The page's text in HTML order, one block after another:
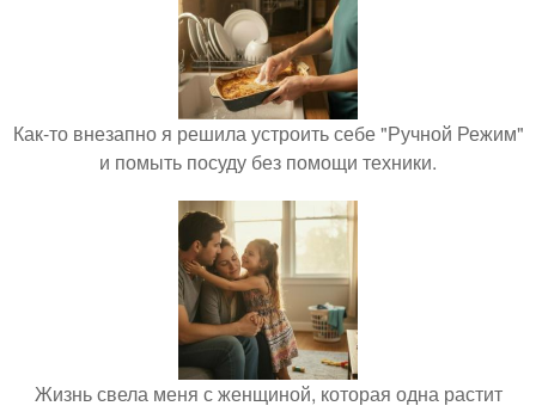
Как-то внезапно я решила устроить себе "Ручной Режим"
и помыть посуду без помощи техники.
Жизнь свела меня с женщиной, которая одна растит